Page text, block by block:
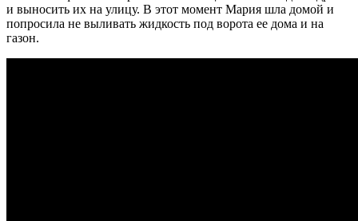
и выносить их на улицу. В этот момент Мария шла домой и
попросила не выливать жидкость под ворота ее дома и на
газон.